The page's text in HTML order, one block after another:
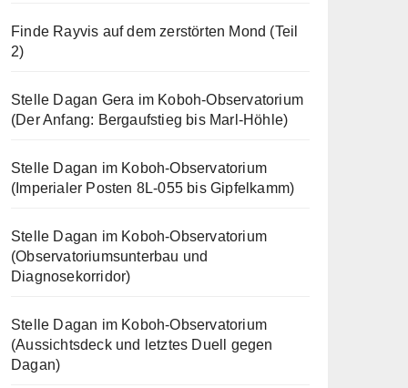
Finde Rayvis auf dem zerstörten Mond (Teil
2)
Stelle Dagan Gera im Koboh-Observatorium
(Der Anfang: Bergaufstieg bis Marl-Höhle)
Stelle Dagan im Koboh-Observatorium
(Imperialer Posten 8L-055 bis Gipfelkamm)
Stelle Dagan im Koboh-Observatorium
(Observatoriumsunterbau und
Diagnosekorridor)
Stelle Dagan im Koboh-Observatorium
(Aussichtsdeck und letztes Duell gegen
Dagan)